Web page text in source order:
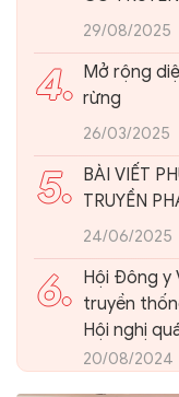
29/08/2025
4. Mở rộng
rừng
26/03/2025
5. BÀI VIẾT
TRUYỀN
24/06/2025
6. Hội Đông y
truyền
Hội nghị
KL/TW của
20/08/2024